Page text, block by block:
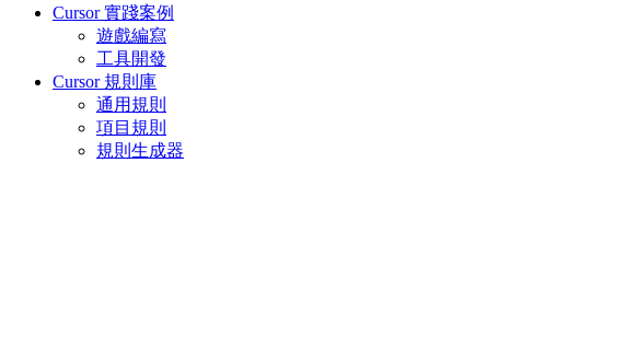
Cursor 實踐案例
遊戲編寫
工具開發
Cursor 規則庫
通用規則
項目規則
規則生成器